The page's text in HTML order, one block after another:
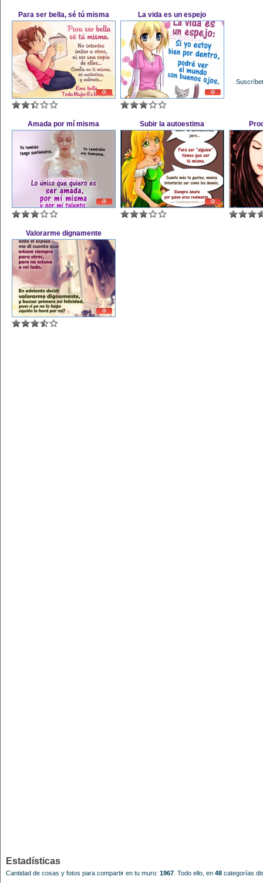
Para ser bella, sé tú misma La vida es un espejo
Amada por mí misma Subir la autoestima
Valorarme dignamente
Estadísticas
Cantidad de cosas y fotos para compartir en tu muro: 1967 Todo ello, en 48 categorías